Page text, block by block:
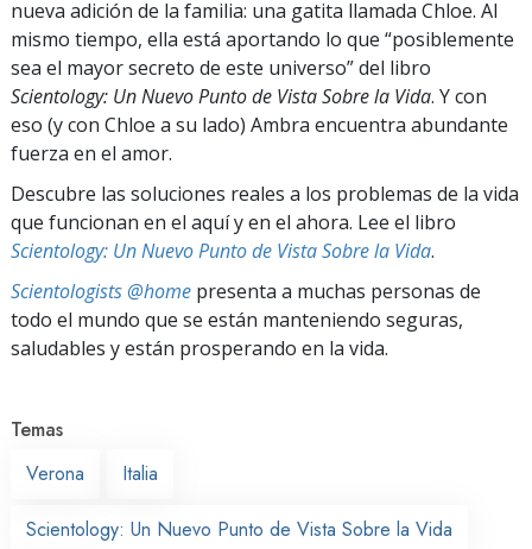
nueva adición de la familia: una gatita llamada Chloe. Al
mismo tiempo, ella está aportando lo que “posiblemente
sea el mayor secreto de este universo” del libro
Scientology: Un Nuevo Punto de Vista Sobre la Vida. Y con
eso (y con Chloe a su lado) Ambra encuentra abundante
fuerza en el amor.
Descubre las soluciones reales a los problemas de la vida
que funcionan en el aquí y en el ahora. Lee el libro
Scientology: Un Nuevo Punto de Vista Sobre la Vida.
Scientologists @home presenta a muchas personas de
todo el mundo que se están manteniendo seguras,
saludables y están prosperando en la vida.
Temas
Verona
Italia
Scientology: Un Nuevo Punto de Vista Sobre la Vida